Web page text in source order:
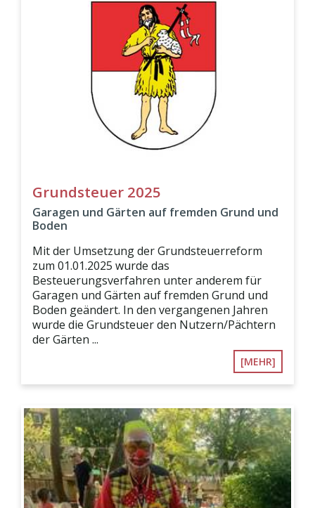
Grundsteuer 2025
Garagen und Gärten auf fremden Grund und
Boden
Mit der Umsetzung der Grundsteuerreform
zum 01.01.2025 wurde das
Besteuerungsverfahren unter anderem für
Garagen und Gärten auf fremden Grund und
Boden geändert. In den vergangenen Jahren
wurde die Grundsteuer den Nutzern/Pächtern
der Gärten ...
[MEHR]